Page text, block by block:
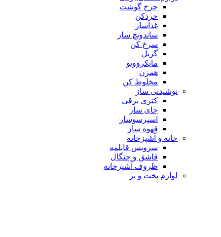
چرخ گوشت
خردکن
غذاساز
ساندویچ ساز
سرخ کن
گریل
مایکروویو
همزن
مخلوط کن
نوشیدنی ساز
کتری برقی
چای ساز
اسپرسوساز
قهوه ساز
خانه و آشپزخانه
سرویس قابلمه
قاشق و چنگال
ظروف آشپزخانه
لوازم پخت و پز